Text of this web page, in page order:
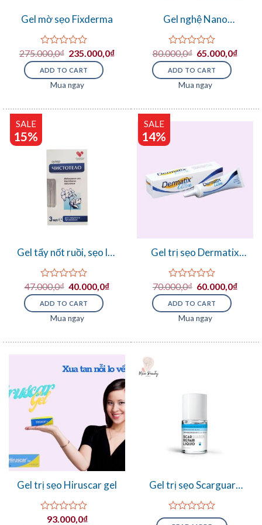
Gel mờ sẹo Fixderma
Rated
0
out
of
275.000,0₫ 235.000,0₫
ADD TO CART
Mua ngay
Gel nghệ Nano
Neocumar
Rated
0
out
of
80.000,0₫ 65.000,0₫
ADD TO CART
Mua ngay
SALE
15%
Gel tẩy nốt ruồi, sẹo lồi,
Rated
0
out
of
47.000,0₫ 40.000,0₫
ADD TO CART
Mua ngay
SALE
14%
Gel trị sẹo Dermatix
Rated
0
out
of
70.000,0₫ 60.000,0₫
ADD TO CART
Mua ngay
Gel trị sẹo Hiruscar gel
Rated
93.000,0₫
Gel trị sẹo Scarguard
Rated